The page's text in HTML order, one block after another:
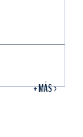
+ MÁS >